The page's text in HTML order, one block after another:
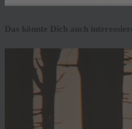
Das könnte Dich auch